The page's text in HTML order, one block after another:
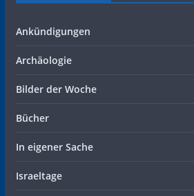
Ankündigungen
Archäologie
Bilder der Woche
Bücher
In eigener Sache
Israeltage